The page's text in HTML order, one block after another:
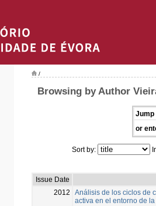
/
Browsing by Author
Jump
or
Sort by:
Issue Date
2012
Análisis de los ciclos de
activa en el entorno de